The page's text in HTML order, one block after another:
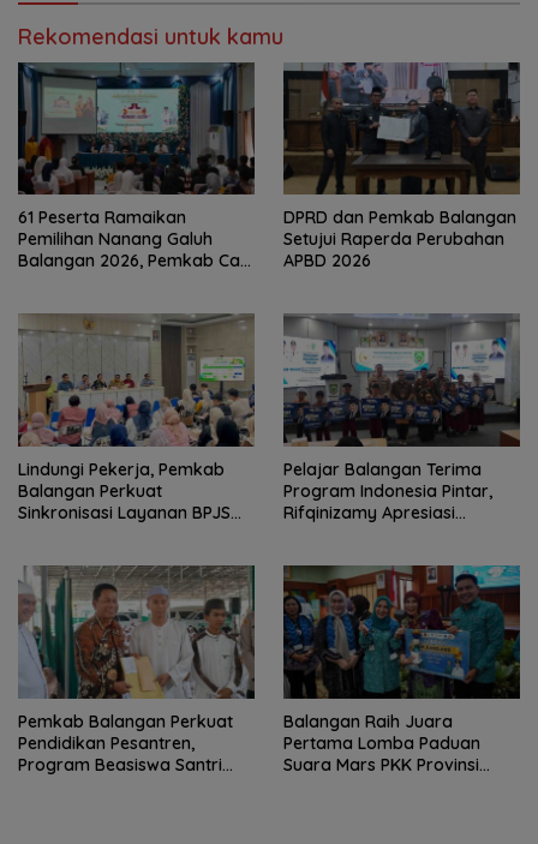
Rekomendasi untuk kamu
61 Peserta Ramaikan
Pemilihan Nanang Galuh
Balangan 2026, Pemkab Cari
DPRD dan Pemkab Balangan
Setujui Raperda Perubahan
APBD 2026
Lindungi Pekerja, Pemkab
Balangan Perkuat
Sinkronisasi Layanan BPJS
Pelajar Balangan Terima
Program Indonesia Pintar,
Rifqinizamy Apresiasi
Pemkab Balangan Perkuat
Pendidikan Pesantren,
Program Beasiswa Santri
Balangan Raih Juara
Pertama Lomba Paduan
Suara Mars PKK Provinsi